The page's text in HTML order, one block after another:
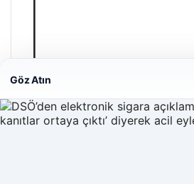
Enes Kaplan Avukatlık Bürosu
Web sitemizi nasıl kullandığınızı daha
Göz Atın